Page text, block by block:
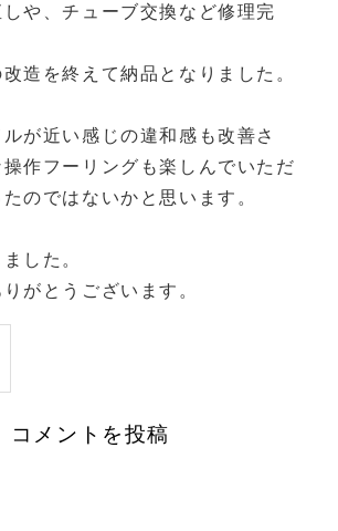
や、チューブ交換など修理完
造を終えて納品となりました。
が近い感じの違和感も改善さ
作フーリングも楽しんでいただ
のではないかと思います。
した。
がとうございます。
コメントを投稿